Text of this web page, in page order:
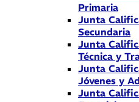
Primaria
Junta
Secundaria
Junta
Técnica y
Junta
Jóvenes y
Junta